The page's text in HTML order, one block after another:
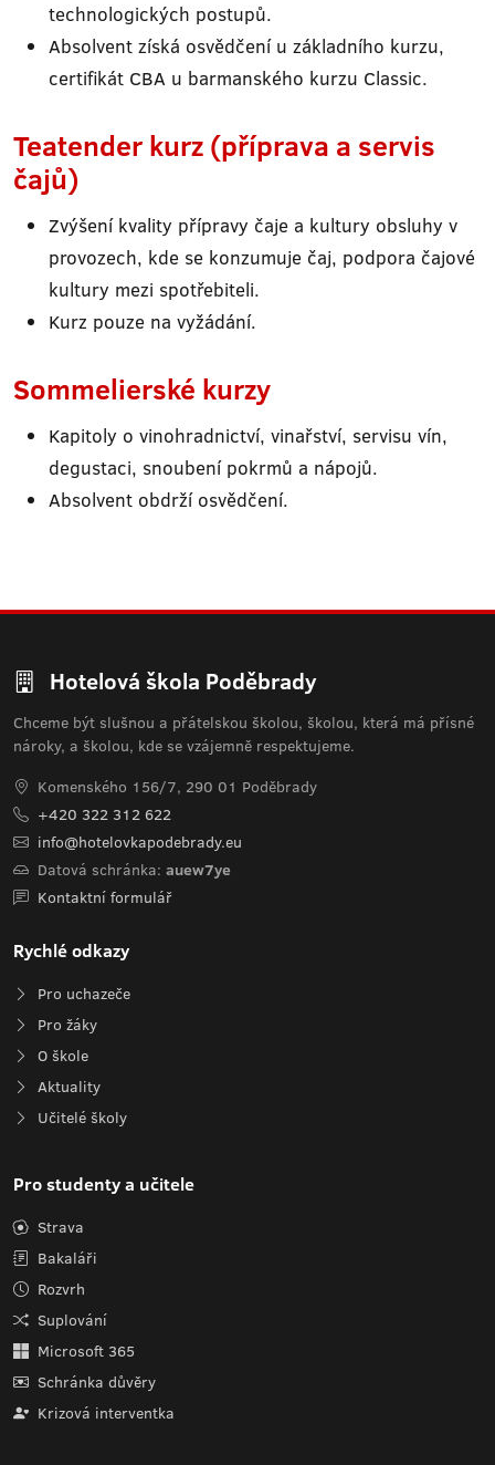
technologických postupů.
Absolvent získá osvědčení u základního kurzu,
certifikát CBA u barmanského kurzu Classic.
Teatender kurz (příprava a servis
čajů)
Zvýšení kvality přípravy čaje a kultury obsluhy v
provozech, kde se konzumuje čaj, podpora čajové
kultury mezi spotřebiteli.
Kurz pouze na vyžádání.
Sommelierské kurzy
Kapitoly o vinohradnictví, vinařství, servisu vín,
degustaci, snoubení pokrmů a nápojů.
Absolvent obdrží osvědčení.
Hotelová škola Poděbrady
Chceme být slušnou a přátelskou školou, školou, která má přísné
nároky, a školou, kde se vzájemně respektujeme.
Komenského 156/7, 290 01 Poděbrady
+420 322 312 622
info@hotelovkapodebrady.eu
Datová schránka: auew7ye
Kontaktní formulář
Rychlé odkazy
Pro uchazeče
Pro žáky
O škole
Aktuality
Učitelé školy
Pro studenty a učitele
Strava
Bakaláři
Rozvrh
Suplování
Microsoft 365
Schránka důvěry
Krizová interventka